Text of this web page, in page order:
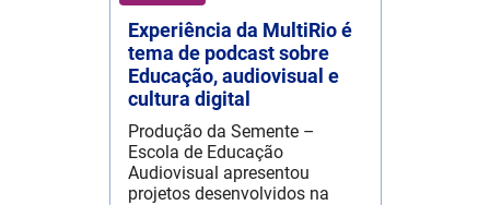
Experiência da MultiRio é
tema de podcast sobre
Educação, audiovisual e
cultura digital
Produção da Semente –
Escola de Educação
Audiovisual apresentou
projetos desenvolvidos na